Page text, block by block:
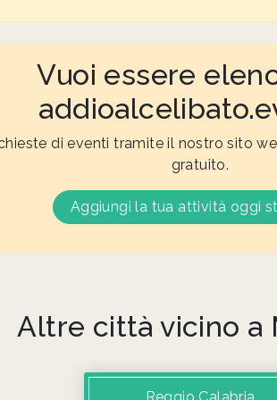
Vuoi essere
di eventi tramite il nostro sito
gratuito.
Aggiungi la tua attività oggi
Altre città vicino a